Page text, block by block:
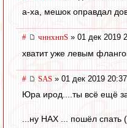
а-ха, мешок оправдал
# чннхнпS » 01 дек 2019
хватит уже левым
# SAS » 01 дек 2019 20:37
Юра ирод....ты всё ещё
...ну НАХ ... пошёл спать